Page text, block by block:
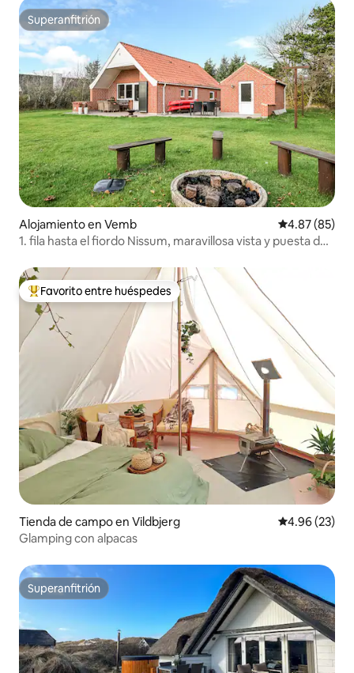
Superanfitrión
Superanfitrión
Alojamiento en Vemb Calificación
4.87 (85)
1. fila hasta el fiordo Nissum, maravillosa vista y puesta de
Favorito entre huéspedes preferido
Favorito entre huéspedes
Tienda de campo en Vildbjerg Calificación
4.96 (23)
Glamping con alpacas
Superanfitrión
Superanfitrión